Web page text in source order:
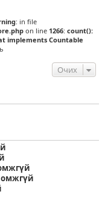
: in file
on line 1266: count():
implements Countable
Очих